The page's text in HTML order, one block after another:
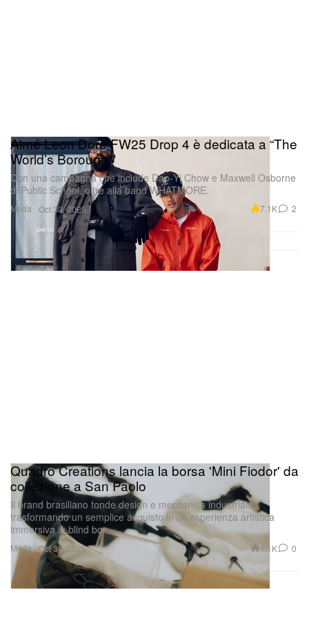
Moda
Aimé Leon Dore FW25 Drop 4 è dedicata a “The
World’s Borough”
Con una campagna che include Dao‑Yi Chow e Maxwell Osborne
di Public School, oltre alla band WHATMORE.
Oct 30, 2025 7.1K 2
Moda
Quadro Creations lancia la borsa 'Mini Fiodor' da
collezione a San Paolo
Il brand brasiliano fonde design e meccanica industriale,
trasformando un semplice acquisto in un’esperienza artistica
immersiva in blind box.
Oct 30, 2025 1.1K 0